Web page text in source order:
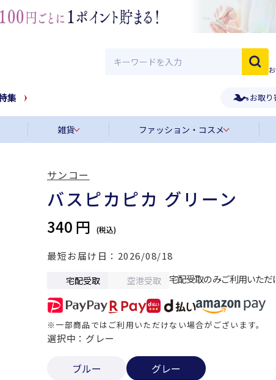
集 お取り
雑貨 ファッション・コスメ
バスピカピカ グリーン
340 円
最短お届け日 2026/08/18
宅配受取 空港受取 宅配受取のみご利用いただ
※一部商品ではご利用いただけない場合がございます。
ブルー グレー
選択中：グレー
サンコー